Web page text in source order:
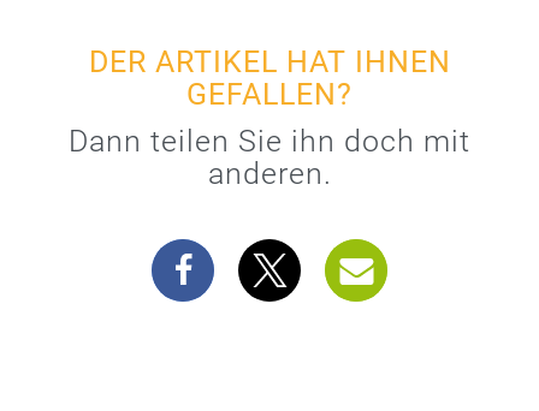
DER ARTIKEL HAT IHNEN
GEFALLEN?
Dann teilen Sie ihn doch mit
anderen.